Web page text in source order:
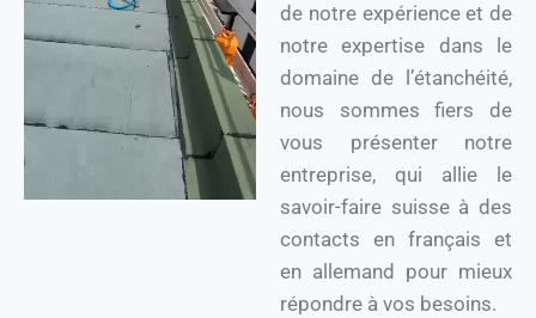
de notre expérience et de
notre expertise dans le
domaine de l’étanchéité,
nous sommes fiers de
vous présenter notre
entreprise, qui allie le
savoir-faire suisse à des
contacts en français et
en allemand pour mieux
répondre à vos besoins.